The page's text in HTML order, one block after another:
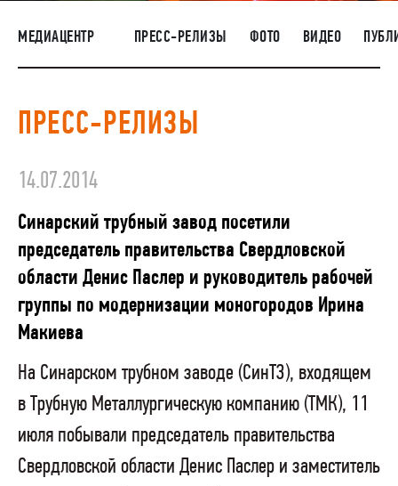
НАШИ ЛЮДИ
ОКРУЖАЮЩАЯ СРЕДА
РАСКРЫТИЕ ИНФОРМАЦИИ
ЗАКУПКИ
МЕДИАЦЕНТР ПРЕСС-РЕЛИЗЫ ФОТО ВИДЕО
ПРЕСС-РЕЛИЗЫ
14.07.2014
Синарский трубный завод посетили
председатель правительства Свердловской
области Денис Паслер и руководитель рабочей
группы по модернизации моногородов Ирина
Макиева
На Синарском трубном заводе (СинТЗ), входящем
в Трубную Металлургическую компанию (ТМК), 11
июля побывали председатель правительства
Свердловской области Денис Паслер и заместитель